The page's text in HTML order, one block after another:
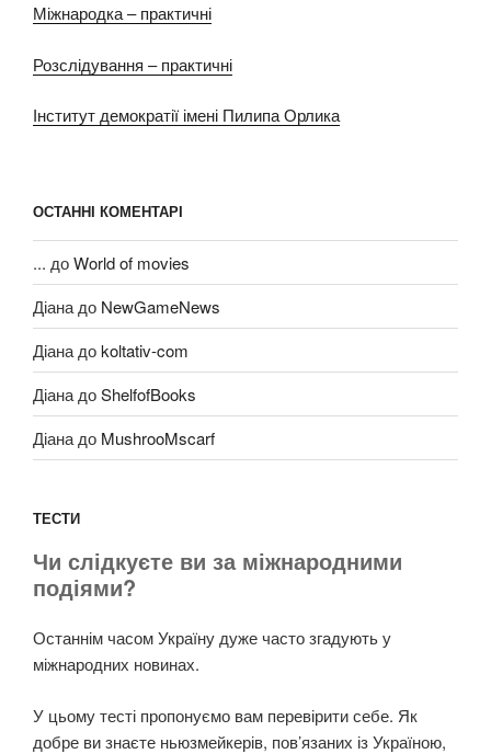
Міжнародка – практичні
Розслідування – практичні
Інститут демократії імені Пилипа Орлика
ОСТАННІ КОМЕНТАРІ
... доWorld of movies
Діана до NewGameNews
Діана доkoltativ-com
Діана доShelfofBooks
Діана до MushrooMscarf
ТЕСТИ
Чи слідкуєте ви за міжнародними
подіями?
Останнім часом Україну дуже часто згадують у
міжнародних новинах.
У цьому тесті пропонуємо вам перевірити себе. Як
добре ви знаєте ньюзмейкерів, пов’язаних із Україною,